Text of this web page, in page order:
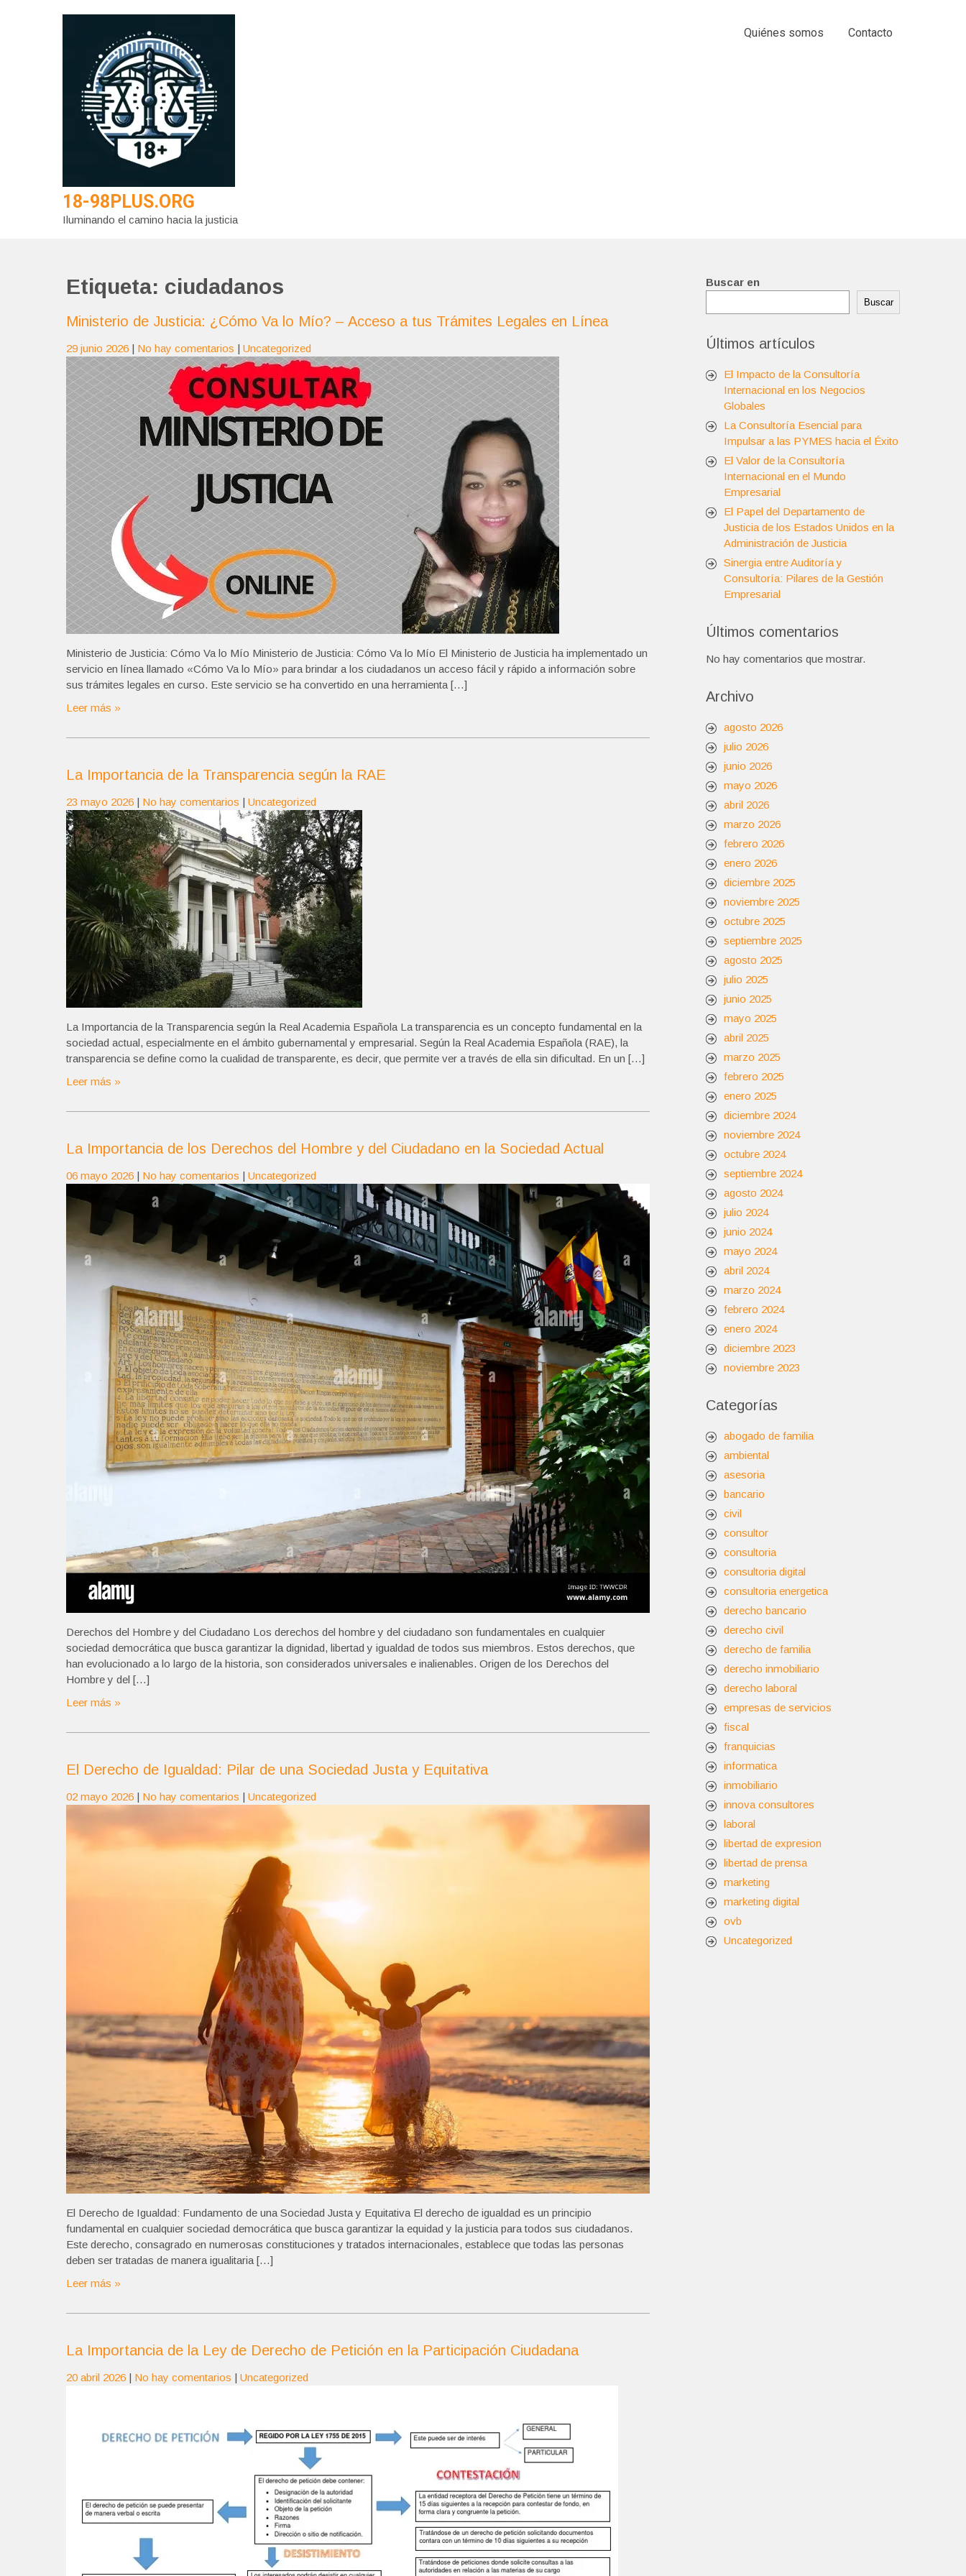
18-98PLUS.ORG
Iluminando el camino hacia la justicia
Quiénes somos Contacto
Etiqueta: ciudadanos
Ministerio de Justicia: ¿Cómo Va lo Mío? – Acceso a tus Trámites Legales en Línea
29 junio 2026 | No hay comentarios | Uncategorized
Ministerio de Justicia: Cómo Va lo Mío Ministerio de Justicia: Cómo Va lo Mío El Ministerio de Justicia ha implementado un
servicio en línea llamado «Cómo Va lo Mío» para brindar a los ciudadanos un acceso fácil y rápido a información sobre
sus trámites legales en curso. Este servicio se ha convertido en una herramienta […]
Leer más »
La Importancia de la Transparencia según la RAE
23 mayo 2026 | No hay comentarios | Uncategorized
La Importancia de la Transparencia según la Real Academia Española La transparencia es un concepto fundamental en la
sociedad actual, especialmente en el ámbito gubernamental y empresarial. Según la Real Academia Española (RAE), la
transparencia se define como la cualidad de transparente, es decir, que permite ver a través de ella sin dificultad. En un […]
Leer más »
La Importancia de los Derechos del Hombre y del Ciudadano en la Sociedad Actual
06 mayo 2026 | No hay comentarios | Uncategorized
Derechos del Hombre y del Ciudadano Los derechos del hombre y del ciudadano son fundamentales en cualquier
sociedad democrática que busca garantizar la dignidad, libertad y igualdad de todos sus miembros. Estos derechos, que
han evolucionado a lo largo de la historia, son considerados universales e inalienables. Origen de los Derechos del
Hombre y del […]
Leer más »
El Derecho de Igualdad: Pilar de una Sociedad Justa y Equitativa
02 mayo 2026 | No hay comentarios | Uncategorized
El Derecho de Igualdad: Fundamento de una Sociedad Justa y Equitativa El derecho de igualdad es un principio
fundamental en cualquier sociedad democrática que busca garantizar la equidad y la justicia para todos sus ciudadanos.
Este derecho, consagrado en numerosas constituciones y tratados internacionales, establece que todas las personas
deben ser tratadas de manera igualitaria […]
Leer más »
La Importancia de la Ley de Derecho de Petición en la Participación Ciudadana
20 abril 2026 | No hay comentarios | Uncategorized
Buscar en
Buscar
Últimos artículos
El Impacto de la Consultoría
Internacional en los Negocios
Globales
La Consultoría Esencial para
Impulsar a las PYMES hacia el Éxito
El Valor de la Consultoría
Internacional en el Mundo
Empresarial
El Papel del Departamento de
Justicia de los Estados Unidos en la
Administración de Justicia
Sinergia entre Auditoría y
Consultoría: Pilares de la Gestión
Empresarial
Últimos comentarios
No hay comentarios que mostrar.
Archivo
agosto 2026
julio 2026
junio 2026
mayo 2026
abril 2026
marzo 2026
febrero 2026
enero 2026
diciembre 2025
noviembre 2025
octubre 2025
septiembre 2025
agosto 2025
julio 2025
junio 2025
mayo 2025
abril 2025
marzo 2025
febrero 2025
enero 2025
diciembre 2024
noviembre 2024
octubre 2024
septiembre 2024
agosto 2024
julio 2024
junio 2024
mayo 2024
abril 2024
marzo 2024
febrero 2024
enero 2024
diciembre 2023
noviembre 2023
Categorías
abogado de familia
ambiental
asesoria
bancario
civil
consultor
consultoria
consultoria digital
consultoria energetica
derecho bancario
derecho civil
derecho de familia
derecho inmobiliario
derecho laboral
empresas de servicios
fiscal
franquicias
informatica
inmobiliario
innova consultores
laboral
libertad de expresion
libertad de prensa
marketing
marketing digital
ovb
Uncategorized